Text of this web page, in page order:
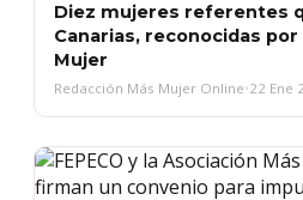
Diez mujeres referentes
Canarias, reconocidas
Mujer
Redacción Más Mujer Online•22 Ene